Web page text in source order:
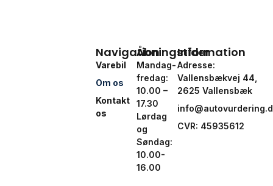
Åbningstider
Mandag-
fredag:
10.00 –
17.30
Lørdag
og
Søndag:
10.00-
16.00
Navigation
Varebil
Om os
Kontakt
os
Information
Adresse:
Vallensbækvej 44,
2625 Vallensbæk
CVR: 45935612